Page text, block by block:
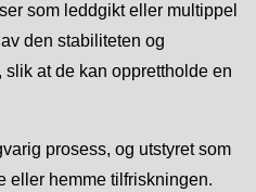
som leddgikt eller multippel
den stabiliteten og
at de kan opprettholde en
prosess, og utstyret som
eller hemme tilfriskningen.